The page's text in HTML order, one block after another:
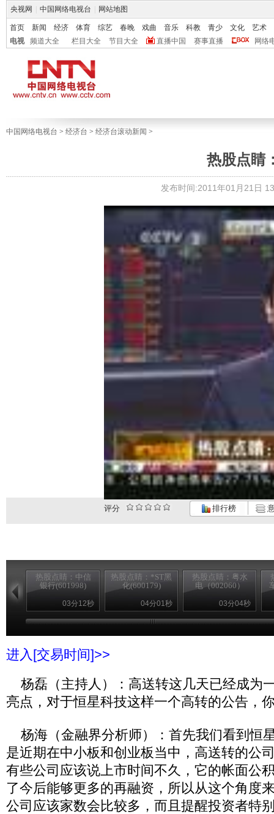
央视网 中国网络电视台 网站地图
首页 新闻 经济 体育 综艺 春晚 戏曲 音乐 科教 青少 文化
艺术
电视
频道大全 栏目大全 节目大全 直播中国 赛事直播 网络
中国网络电视台 > 经济台 > 经济台滚动新闻 >
热股点睛
发布时间:2011年01月21日
评分 排行榜
热股点睛：中信
银行(601998)
03分12秒
热股点睛：*ST黑
化(600179)
04分01秒
热股点睛：粤水
电（002060）
03分04秒
进入[交易时间]>>
杨磊（主持人）：高送转这几天已经成为
亮点，对于恒星科技这样一个高转的公告，
杨海（金融界分析师）：首先我们看到恒
是近期在中小板和创业板当中，高送转的公
有些公司应该说上市时间不久，它的帐面公
了今后能够更多的再融资，所以从这个角度
公司应该家数会比较多，而且提醒投资者特